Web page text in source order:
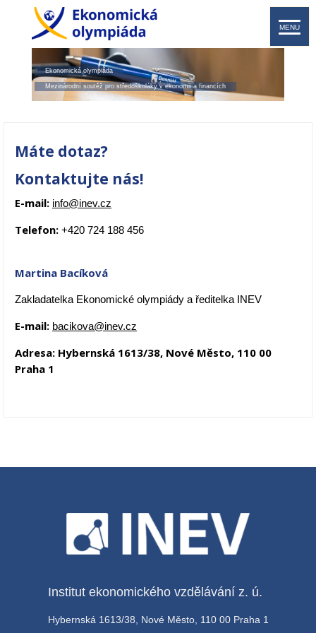
MENU
Ekonomická olympiáda
Mezinárodní soutěž pro středoškoláky v ekonomii a financích
Máte dotaz?
Kontaktujte nás!
E-mail: info@inev.cz
Telefon: +420 724 188 456
Martina Bacíková
Zakladatelka Ekonomické olympiády a ředitelka INEV
E-mail: bacikova@inev.cz
Adresa: Hybernská 1613/38, Nové Město, 110 00
Praha 1
Institut ekonomického vzdělávání z. ú.
Hybernská 1613/38, Nové Město, 110 00 Praha 1